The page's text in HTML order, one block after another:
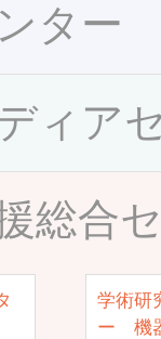
ター
ィア
総合
学術研
ー 機